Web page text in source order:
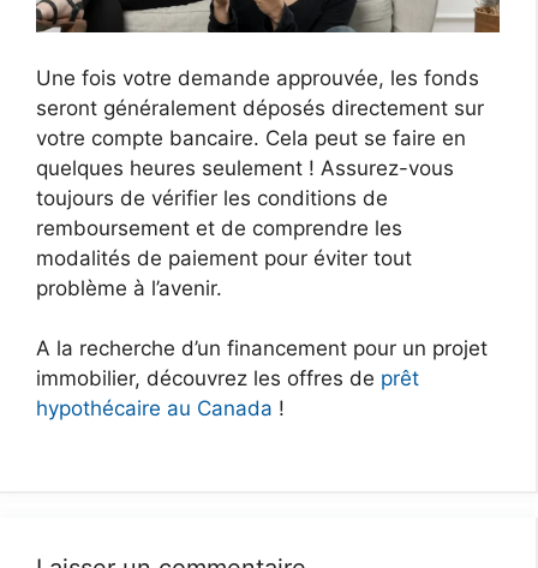
Une fois votre demande approuvée, les fonds
seront généralement déposés directement sur
votre compte bancaire. Cela peut se faire en
quelques heures seulement ! Assurez-vous
toujours de vérifier les conditions de
remboursement et de comprendre les
modalités de paiement pour éviter tout
problème à l’avenir.
A la recherche d’un financement pour un projet
immobilier, découvrez les offres de prêt
hypothécaire au Canada !